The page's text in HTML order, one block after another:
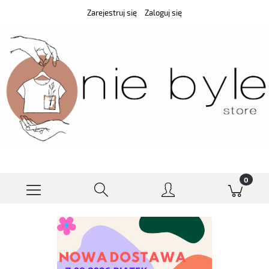
Zarejestruj się Zaloguj się